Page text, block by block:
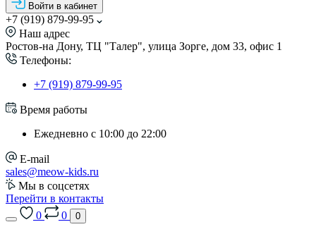
Войти в кабинет
+7 (919) 879-99-95
Наш адрес
Ростов-на Дону, ТЦ "Талер", улица Зорге, дом 33, офис 1
Телефоны:
+7 (919) 879-99-95
Время работы
Ежедневно с 10:00 до 22:00
E-mail
sales@meow-kids.ru
Мы в соцсетях
Перейти в контакты
0
0 0